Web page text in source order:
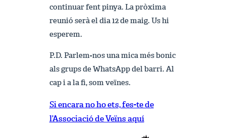
continuar fent pinya. La pròxima
reunió serà el dia 12 de maig. Us hi
esperem.
P.D. Parlem-nos una mica més bonic
als grups de WhatsApp del barri. Al
cap i a la fi, som veïnes.
Si encara no ho ets, fes-te de
l’Associació de Veïns aquí